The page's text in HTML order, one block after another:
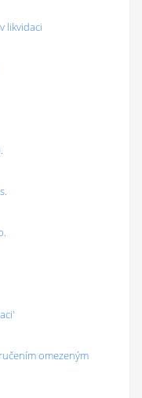
likvidaci
omezeným